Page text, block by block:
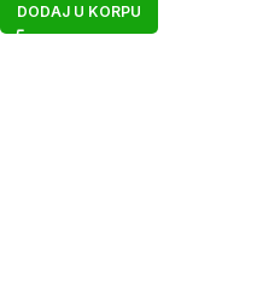
DODAJ U KORPU